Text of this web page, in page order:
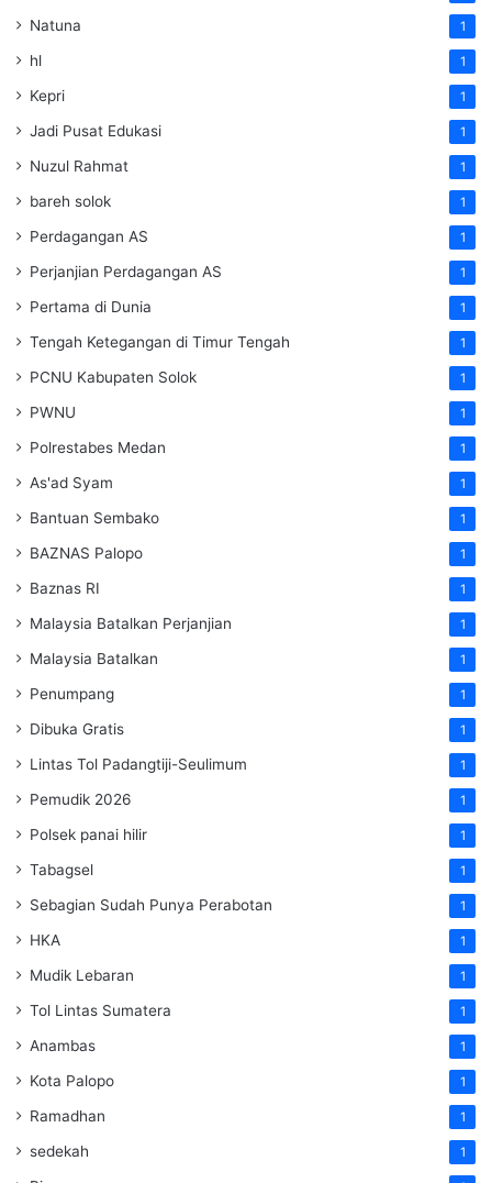
Natuna 1
hl 1
Kepri 1
Jadi Pusat Edukasi 1
Nuzul Rahmat 1
bareh solok 1
Perdagangan AS 1
Perjanjian Perdagangan AS 1
Pertama di Dunia 1
Tengah Ketegangan di Timur Tengah 1
PCNU Kabupaten Solok 1
PWNU 1
Polrestabes Medan 1
As'ad Syam 1
Bantuan Sembako 1
BAZNAS Palopo 1
Baznas RI 1
Malaysia Batalkan Perjanjian 1
Malaysia Batalkan 1
Penumpang 1
Dibuka Gratis 1
Lintas Tol Padangtiji-Seulimum 1
Pemudik 2026 1
Polsek panai hilir 1
Tabagsel 1
Sebagian Sudah Punya Perabotan 1
HKA 1
Mudik Lebaran 1
Tol Lintas Sumatera 1
Anambas 1
Kota Palopo 1
Ramadhan 1
sedekah 1